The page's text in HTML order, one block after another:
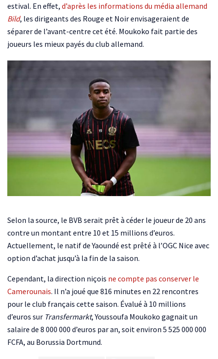
estival. En effet, d’après les informations du média allemand
Bild, les dirigeants des Rouge et Noir envisageraient de
séparer de l’avant-centre cet été. Moukoko fait partie des
joueurs les mieux payés du club allemand.
Selon la source, le BVB serait prêt à céder le joueur de 20 ans
contre un montant entre 10 et 15 millions d’euros.
Actuellement, le natif de Yaoundé est prêté à l’OGC Nice avec
option d’achat jusqu’à la fin de la saison.
Cependant, la direction niçois ne compte pas conserver le
Camerounais. Il n’a joué que 816 minutes en 22 rencontres
pour le club français cette saison. Évalué à 10 millions
d’euros sur Transfermarkt, Youssoufa Moukoko gagnait un
salaire de 8 000 000 d’euros par an, soit environ 5 525 000 000
FCFA, au Borussia Dortmund.